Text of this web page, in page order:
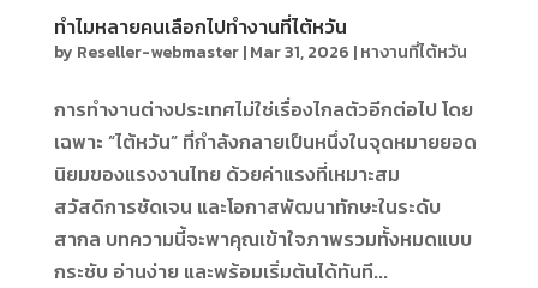
ทำไมหลายคนเลือกไปทำงานที่ไต้หวัน
by Reseller-webmaster|Mar 31, 2026 |หางานที่ไต้หวัน
การทำงานต่างประเทศไม่ใช่เรื่องไกลตัวอีกต่อไป โดย
เฉพาะ “ไต้หวัน” ที่กำลังกลายเป็นหนึ่งในจุดหมายยอด
นิยมของแรงงานไทย ด้วยค่าแรงที่เหมาะสม
สวัสดิการชัดเจน และโอกาสพัฒนาทักษะในระดับ
สากล บทความนี้จะพาคุณเข้าใจภาพรวมทั้งหมดแบบ
กระชับ อ่านง่าย และพร้อมเริ่มต้นได้ทันที...